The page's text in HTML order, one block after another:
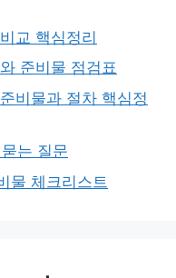
교 핵심정리
준비물 점검표
비물과 절차 핵심정
는 질문
물 체크리스트